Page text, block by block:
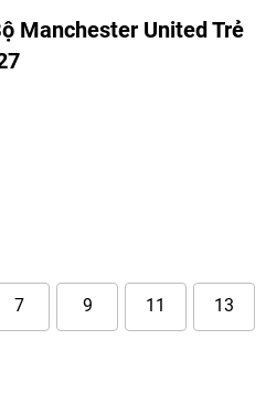
Manchester United Trẻ
7 9 11 13